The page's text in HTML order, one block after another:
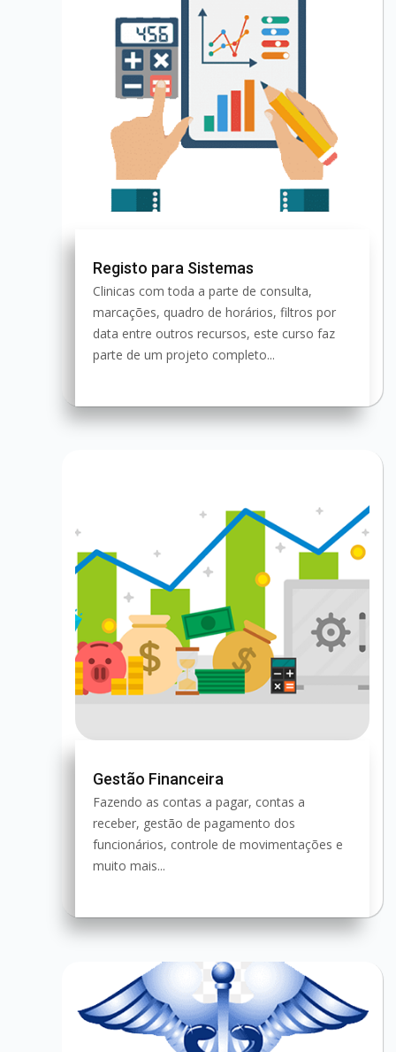
Registo para Sistemas
Clinicas com toda a parte de consulta,
marcações, quadro de horários, filtros por
data entre outros recursos, este curso faz
parte de um projeto completo...
Gestão Financeira
Fazendo as contas a pagar, contas a
receber, gestão de pagamento dos
funcionários, controle de movimentações e
muito mais...